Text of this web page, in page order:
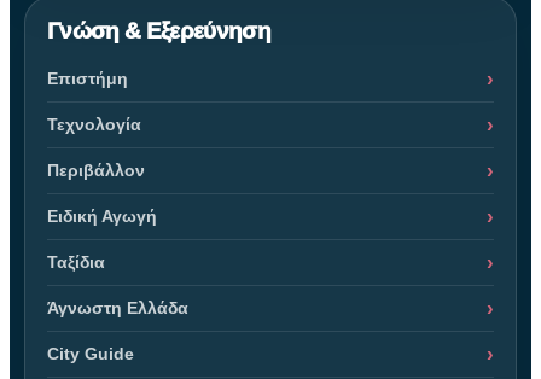
Γνώση & Εξερεύνηση
Επιστήμη
Τεχνολογία
Περιβάλλον
Ειδική Αγωγή
Ταξίδια
Άγνωστη Ελλάδα
City Guide